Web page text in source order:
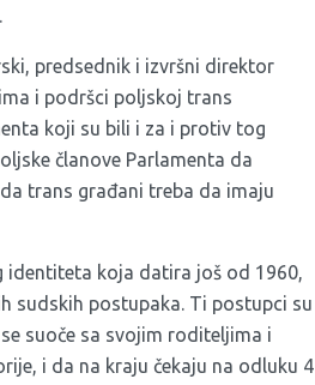
predsednik i izvršni direktor
i podršci poljskoj trans
koji su bili i za i protiv tog
članove Parlamenta da
trans građani treba da imaju
identiteta koja datira još od 1960,
sudskih postupaka. Ti postupci su
suoče sa svojim roditeljima i
i da na kraju čekaju na odluku 4